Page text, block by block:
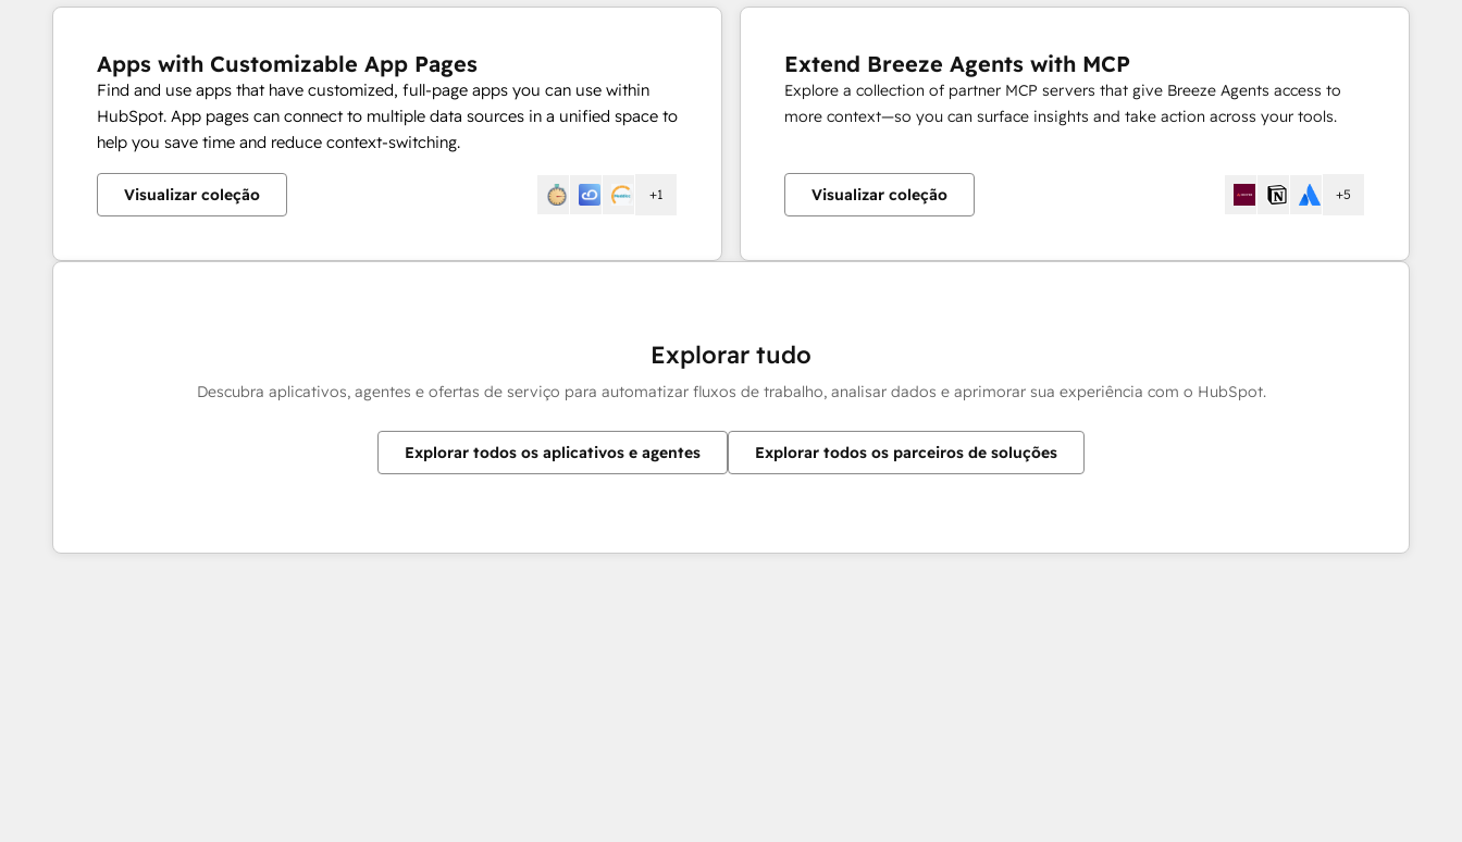
Apps with Customizable App Pages
Find and use apps that have customized, full-page apps you can use within
HubSpot. App pages can connect to multiple data sources in a unified space to
help you save time and reduce context-switching.
Visualizar coleção +1
Extend Breeze Agents with MCP
Explore a collection of partner MCP servers that give Breeze Agents access to
more context—so you can surface insights and take action across your tools.
Visualizar coleção +5
Explorar tudo
Descubra aplicativos, agentes e ofertas de serviço para automatizar fluxos de trabalho, analisar dados e aprimorar sua experiência com o HubSpot.
Explorar todos os aplicativos e agentes Explorar todos os parceiros de soluções